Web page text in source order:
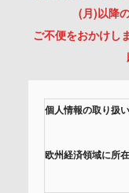
(月)以降
ご不便をおかけし
個人情報の取り扱い
欧州経済領域に所